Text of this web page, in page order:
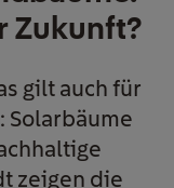
Zukunft?
gilt auch für
Solarbäume
zeigen die